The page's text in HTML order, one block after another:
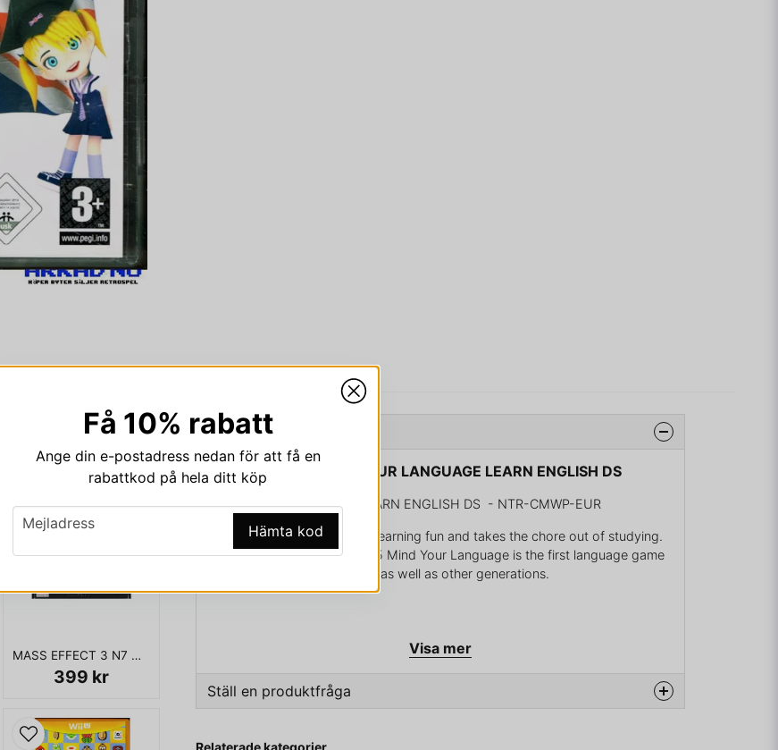
MASS EFFECT 3 N7 COLLECTORS EDITION XBOX 360
399 kr
Beskrivning
Beskrivning av MIND YOUR LANGUAGE LEARN ENGLISH DS
MIND YOUR LANGUAGE LEARN ENGLISH DS - NTR-CMWP-EUR
Mind Your Language makes learning fun and takes the chore out of studying.
Targeted for the ages of 8-15 Mind Your Language is the first language game
made for younger audiences as well as other generations.
Visa mer
Ställ en produktfråga
Fråga oss något om denna produkten...
Relaterade kategorier
Få 10% rabatt
Ange din e-postadress nedan för att få en
rabattkod på hela ditt köp
email
Mejladress Hämta kod